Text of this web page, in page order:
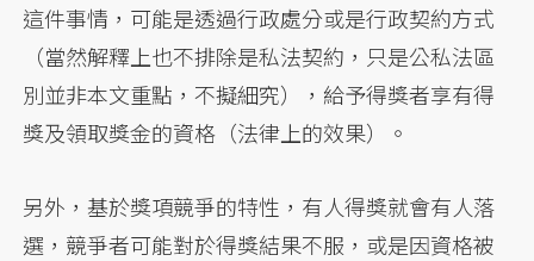
這件事情，可能是透過行政處分或是行政契約方式
（當然解釋上也不排除是私法契約，只是公私法區
別並非本文重點，不擬細究），給予得獎者享有得
獎及領取獎金的資格（法律上的效果）。
另外，基於獎項競爭的特性，有人得獎就會有人落
選，競爭者可能對於得獎結果不服，或是因資格被